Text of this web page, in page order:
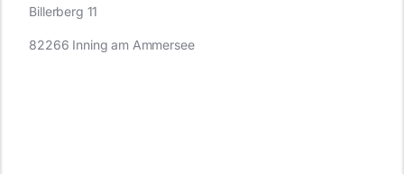
Billerberg 11
82266 Inning am Ammersee